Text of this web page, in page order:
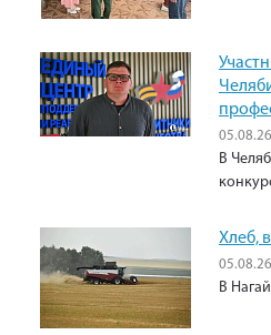
В
Хлеб,
В